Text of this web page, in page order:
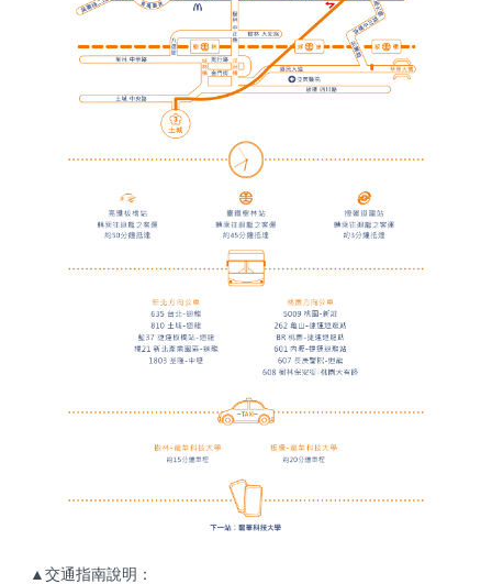
▲交通指南說明：